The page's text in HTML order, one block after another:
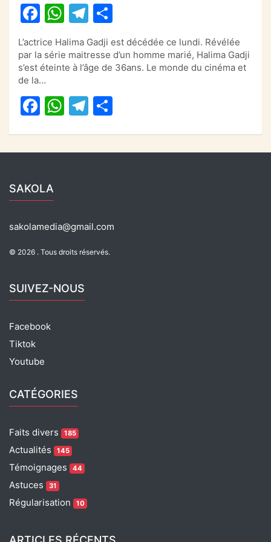
F
a
c
e
b
o
o
k
W
h
at
s
A
p
p
T
el
e
gr
a
m
ar
ta
g
L’actrice Halima Gadji est décédée ce lundi. Révélée
par la série maitresse d’un homme marié, Halima Gadji
s’est éteinte à l’âge de 36ans. Le monde du cinéma et
de la…
F
b
o
o
W
p
T
SAKOLA
sakolamedia@gmail.com
© 2026 . Tous droits réservés.
SUIVEZ-NOUS
Facebook
Tiktok
Youtube
CATÉGORIES
Faits divers 185
Actualités 145
Témoignages 44
Astuces 31
Régularisation 10